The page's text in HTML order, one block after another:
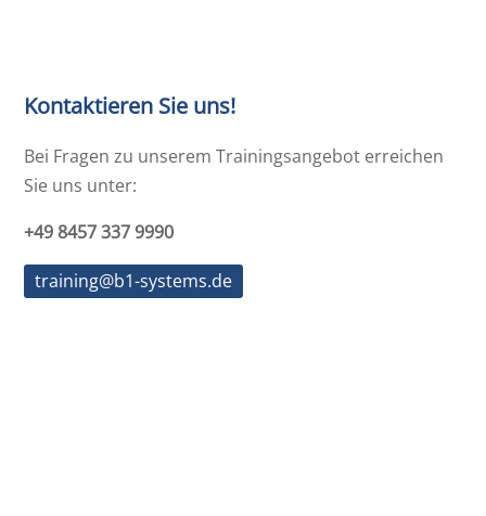
Kontaktieren Sie uns!
Bei Fragen zu unserem Trainingsangebot erreichen
Sie uns unter:
+49 8457 337 9990
training@b1-systems.de